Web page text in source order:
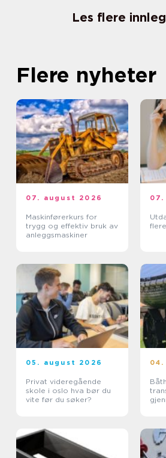
Les flere
Flere nyheter
07. august 2026
Maskinførerkurs for
trygg og effektiv bruk av
anleggsmaskiner
05. august 2026
Privat videregående
skole i oslo hva bør du
vite før du søker?